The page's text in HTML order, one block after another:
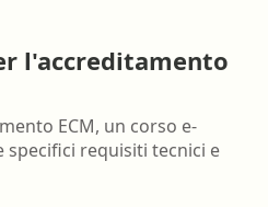
l'accreditamento
ECM, un corso e-
requisiti tecnici e